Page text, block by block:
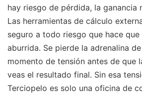
hay riesgo de pérdida, la ganancia
Las herramientas de cálculo
seguro a todo riesgo que hace
aburrida. Se pierde la adrenalina
momento de tensión antes de que
veas el resultado final. Sin esa
Terciopelo es solo una oficina de